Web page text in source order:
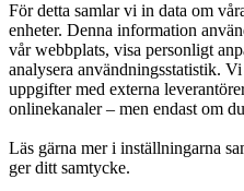
För detta samlar vi in data om
enheter. Denna information
vår webbplats, visa personligt
analysera användningsstatistik.
uppgifter med externa
onlinekanaler – men endast om
Läs gärna mer i inställningarna
ger ditt samtycke.